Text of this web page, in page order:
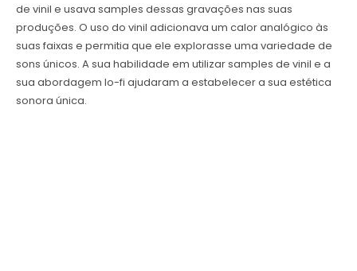
de vinil e usava samples dessas gravações nas suas
produções. O uso do vinil adicionava um calor analógico às
suas faixas e permitia que ele explorasse uma variedade de
sons únicos. A sua habilidade em utilizar samples de vinil e a
sua abordagem lo-fi ajudaram a estabelecer a sua estética
sonora única.